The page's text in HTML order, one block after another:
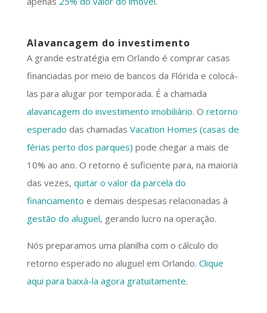
Alavancagem do investimento
A grande estratégia em Orlando é comprar casas
financiadas por meio de bancos da Flórida e colocá-
las para alugar por temporada. É a chamada
alavancagem do investimento imobiliário. O retorno
esperado das chamadas Vacation Homes (casas de
férias perto dos parques) pode chegar a mais de
10% ao ano. O retorno é suficiente para, na maioria
das vezes, quitar o valor da parcela do
financiamento e demais despesas relacionadas à
gestão do aluguel, gerando lucro na operação.
Nós preparamos uma planilha com o cálculo do
retorno esperado no aluguel em Orlando. Clique
aqui para baixá-la agora gratuitamente.